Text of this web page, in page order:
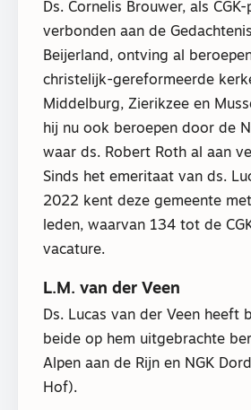
Ds. Cornelis Brouwer, als
verbonden aan de
Beijerland, ontving al
christelijk-gereformeerde
Middelburg, Zierikzee en
hij nu ook beroepen door de
waar ds. Robert Roth al aan
Sinds het emeritaat van ds.
2022 kent deze gemeente
leden, waarvan 134 tot de
vacature.
L.M. van der Veen
Ds. Lucas van der Veen heeft
beide op hem uitgebrachte
Alpen aan de Rijn en NGK
Hof).